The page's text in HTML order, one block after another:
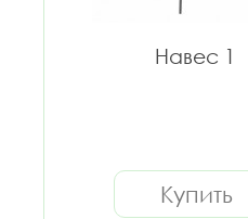
Навес 1
Купить